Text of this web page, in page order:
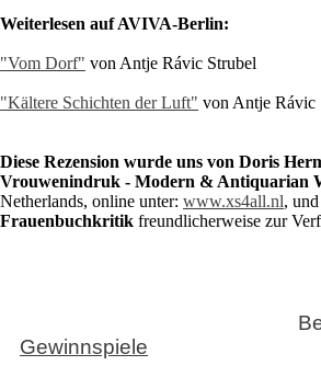
Weiterlesen auf AVIVA-Berlin:
"Vom Dorf" von Antje Rávic Strubel
"Kältere Schichten der Luft" von Antje Rávic
Diese Rezension wurde uns von Doris
Vrouwenindruk - Modern & Antiquarian
Netherlands, online unter: www.xs4all.nl,
Frauenbuchkritik freundlicherweise zur
Gewinnspiele